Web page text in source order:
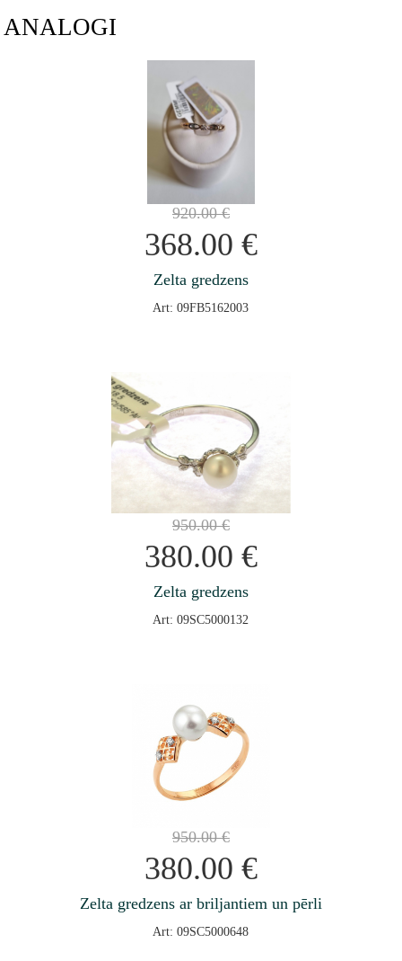
ANALOGI
920.00€
368.00 €
Zelta gredzens
Art: 09FB5162003
950.00€
380.00 €
Zelta gredzens
Art: 09SC5000132
950.00€
380.00 €
Zelta gredzens ar briljantiem un pērli
Art: 09SC5000648